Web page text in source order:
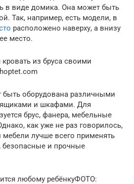
в виде домика. Она может быть
Так, например, есть модели, в
расположено наверху, а внизу
место.
кровать из бруса своими
оборудована различными
и шкафами. Для
брус, фанера, мебельные
как уже не раз говорилось,
мебели лучше всего применять
безопасные и прочные
любому ребёнкуФОТО: